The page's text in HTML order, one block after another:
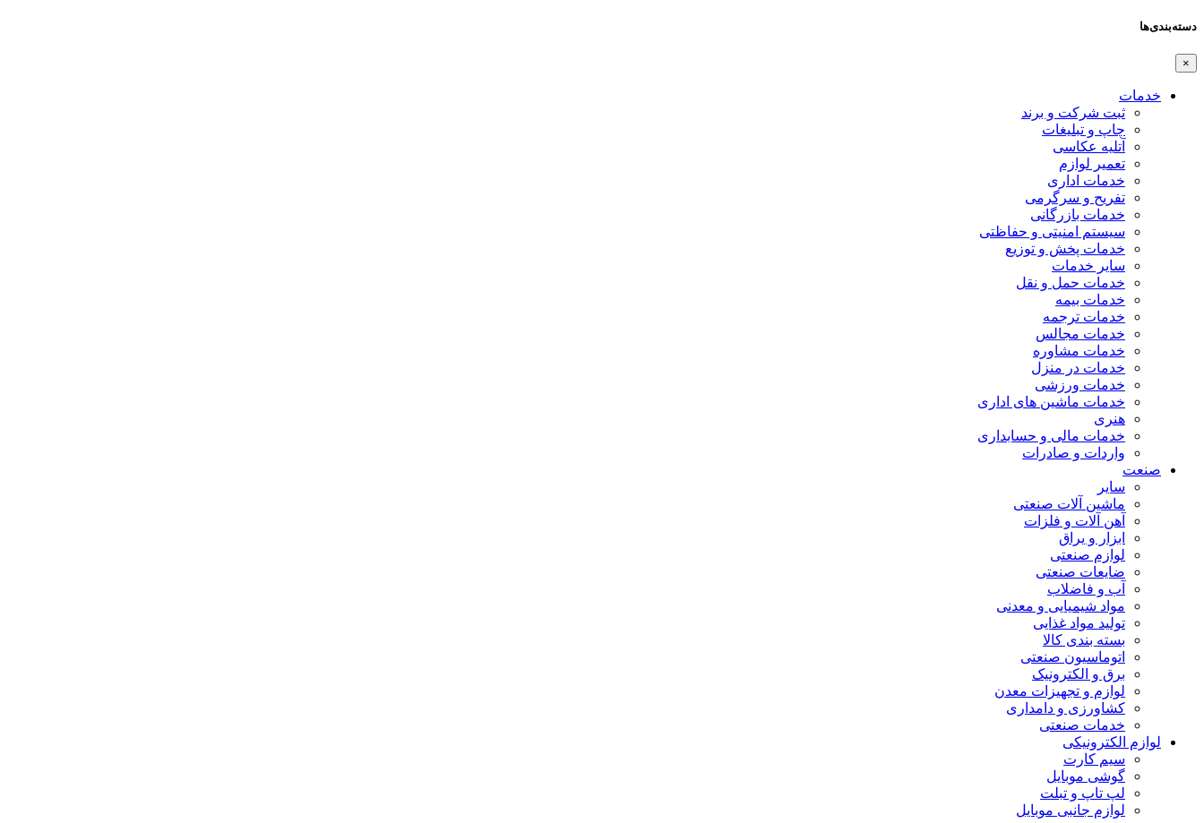
دسته‌بندی‌ها
×
خدمات
ثبت شرکت و برند
چاپ و تبلیغات
آتلیه عکاسی
تعمیر لوازم
خدمات اداری
تفریح و سرگرمی
خدمات بازرگانی
سیستم امنیتی و حفاظتی
خدمات پخش و توزیع
سایر خدمات
خدمات حمل و نقل
خدمات بیمه
خدمات ترجمه
خدمات مجالس
خدمات مشاوره
خدمات در منزل
خدمات ورزشی
خدمات ماشین های اداری
هنری
خدمات مالی و حسابداری
واردات و صادرات
صنعت
سایر
ماشین آلات صنعتی
آهن آلات و فلزات
ابزار و یراق
لوازم صنعتی
ضایعات صنعتی
آب و فاضلاب
مواد شیمیایی و معدنی
تولید مواد غذایی
بسته بندی کالا
اتوماسیون صنعتی
برق و الکترونیک
لوازم و تجهیزات معدن
کشاورزی و دامداری
خدمات صنعتی
لوازم الکترونیکی
سیم کارت
گوشی موبایل
لپ تاپ و تبلت
لوازم جانبی موبایل